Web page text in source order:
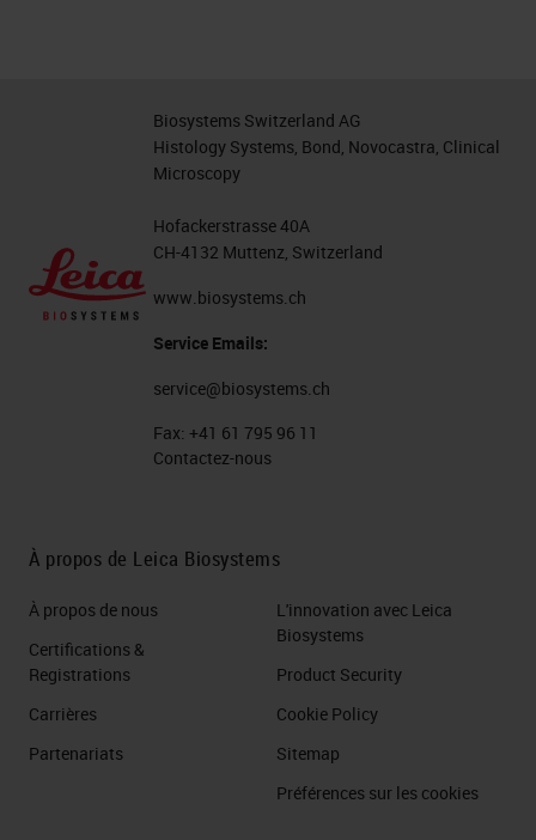
Biosystems Switzerland AG
Histology Systems, Bond, Novocastra, Clinical
Microscopy
Hofackerstrasse 40A
CH-4132 Muttenz, Switzerland
www.biosystems.ch
Service Emails:
service@biosystems.ch
Fax: +41 61 795 96 11
Contactez-nous
À propos de Leica Biosystems
À propos de nous
Certifications &
Registrations
Carrières
Partenariats
L'innovation avec Leica
Biosystems
Product Security
Cookie Policy
Sitemap
Préférences sur les cookies